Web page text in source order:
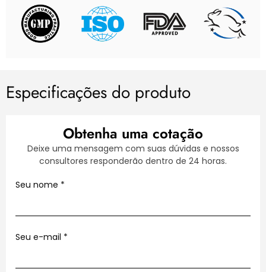
Especificações do produto
Obtenha uma cotação
Deixe uma mensagem com suas dúvidas e nossos
consultores responderão dentro de 24 horas.
Seu nome *
Seu e-mail *